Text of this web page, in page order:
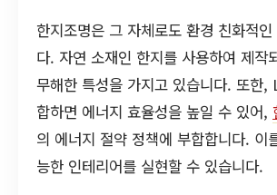
한지조명은 그 자체로도 환경 친화적
다. 자연 소재인 한지를 사용하여 제작
무해한 특성을 가지고 있습니다. 또한,
합하면 에너지 효율성을 높일 수 있어,
의 에너지 절약 정책에 부합합니다. 이
능한 인테리어를 실현할 수 있습니다.